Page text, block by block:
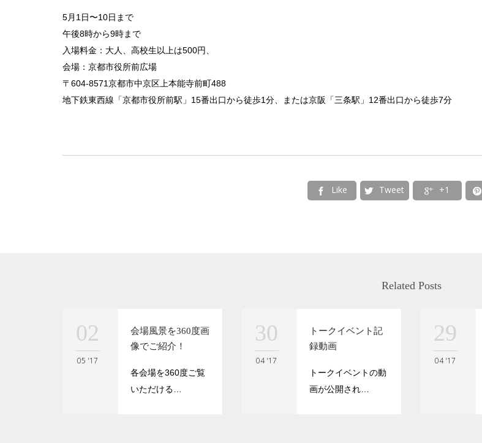
5月1日〜10日まで
午後8時から9時まで
入場料金：大人、高校生以上は500円、
会場：京都市役所前広場
〒604-8571京都市中京区上本能寺前町488
地下鉄東西線「京都市役所前駅」15番出口から徒歩1分、または京阪「三条駅」12番出口から徒歩7分
 Like  Tweet  +1 
Related Posts
02
05 '17
会場風景を360度画
像でご紹介！
各会場を360度ご覧
いただける…
30
04 '17
トークイベント記
録動画
トークイベントの動
画が公開され…
29
04 '17